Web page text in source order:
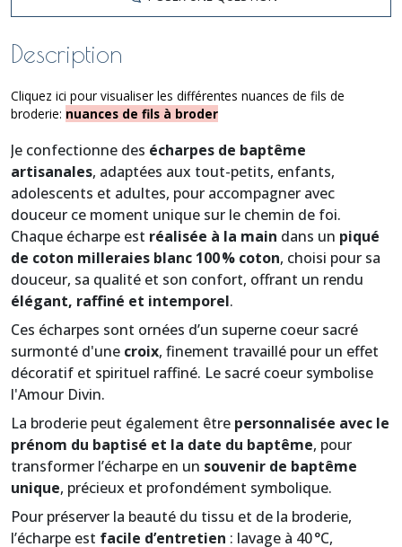
Description
Cliquez ici pour visualiser les différentes nuances de fils de
broderie: nuances de fils à broder
Je confectionne des écharpes de baptême
artisanales, adaptées aux tout-petits, enfants,
adolescents et adultes, pour accompagner avec
douceur ce moment unique sur le chemin de foi.
Chaque écharpe est réalisée à la main dans un piqué
de coton milleraies blanc 100 % coton, choisi pour sa
douceur, sa qualité et son confort, offrant un rendu
élégant, raffiné et intemporel.
Ces écharpes sont ornées d’un superne coeur sacré
surmonté d'une croix, finement travaillé pour un effet
décoratif et spirituel raffiné. Le sacré coeur symbolise
l'Amour Divin.
La broderie peut également être personnalisée avec le
prénom du baptisé et la date du baptême, pour
transformer l’écharpe en un souvenir de baptême
unique, précieux et profondément symbolique.
Pour préserver la beauté du tissu et de la broderie,
l’écharpe est facile d’entretien : lavage à 40 °C,